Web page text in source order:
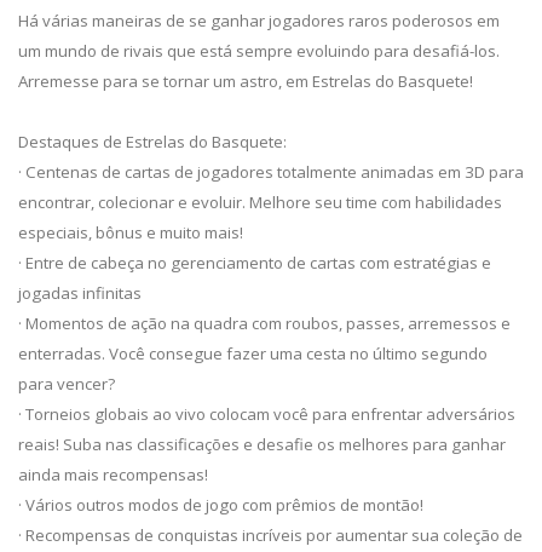
Há várias maneiras de se ganhar jogadores raros poderosos em
um mundo de rivais que está sempre evoluindo para desafiá-los.
Arremesse para se tornar um astro, em Estrelas do Basquete!
Destaques de Estrelas do Basquete:
· Centenas de cartas de jogadores totalmente animadas em 3D para
encontrar, colecionar e evoluir. Melhore seu time com habilidades
especiais, bônus e muito mais!
· Entre de cabeça no gerenciamento de cartas com estratégias e
jogadas infinitas
· Momentos de ação na quadra com roubos, passes, arremessos e
enterradas. Você consegue fazer uma cesta no último segundo
para vencer?
· Torneios globais ao vivo colocam você para enfrentar adversários
reais! Suba nas classificações e desafie os melhores para ganhar
ainda mais recompensas!
· Vários outros modos de jogo com prêmios de montão!
· Recompensas de conquistas incríveis por aumentar sua coleção de